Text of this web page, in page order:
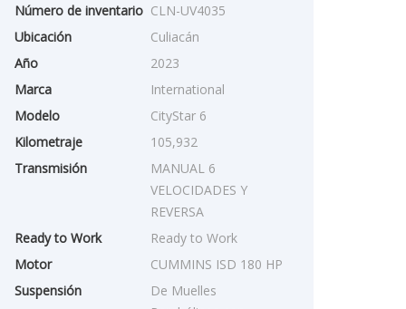
Número de inventario CLN-UV4035
Ubicación
Culiacán
Año
2023
Marca
International
Modelo
CityStar 6
Kilometraje
105,932
Transmisión
MANUAL 6
VELOCIDADES Y
REVERSA
Ready to Work
Ready to Work
Motor
CUMMINS ISD 180 HP
Suspensión
De Muelles